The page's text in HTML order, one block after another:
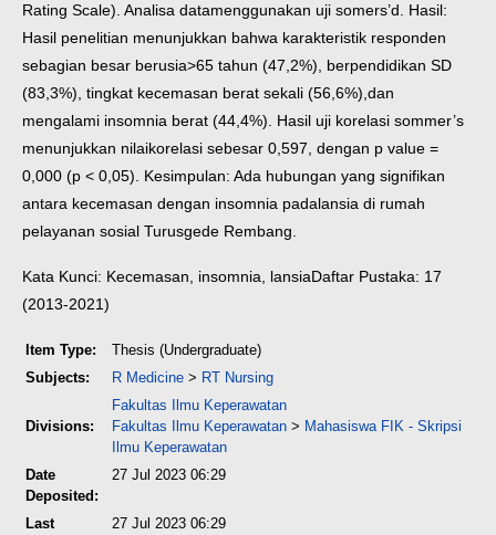
Rating Scale). Analisa datamenggunakan uji somers’d. Hasil:
Hasil penelitian menunjukkan bahwa karakteristik responden
sebagian besar berusia>65 tahun (47,2%), berpendidikan SD
(83,3%), tingkat kecemasan berat sekali (56,6%),dan
mengalami insomnia berat (44,4%). Hasil uji korelasi sommer’s
menunjukkan nilaikorelasi sebesar 0,597, dengan p value =
0,000 (p < 0,05). Kesimpulan: Ada hubungan yang signifikan
antara kecemasan dengan insomnia padalansia di rumah
pelayanan sosial Turusgede Rembang.
Kata Kunci: Kecemasan, insomnia, lansiaDaftar Pustaka: 17
(2013-2021)
Item Type:
Thesis (Undergraduate)
Subjects:
R Medicine > RT Nursing
Divisions:
Fakultas Ilmu Keperawatan
Fakultas Ilmu Keperawatan > Mahasiswa FIK - Skripsi
Ilmu Keperawatan
Date
Deposited:
27 Jul 2023 06:29
Last
27 Jul 2023 06:29